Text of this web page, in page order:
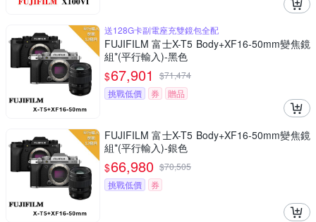
送128G卡副電座充雙鏡包全配
FUJIFILM 富士X-T5 Body+XF16-50mm變焦鏡
組*(平行輸入)-黑色
$67,901 $71,474
挑戰低價
券 贈品
FUJIFILM 富士X-T5 Body+XF16-50mm變焦鏡
組*(平行輸入)-銀色
$66,980 $70,505
挑戰低價
券